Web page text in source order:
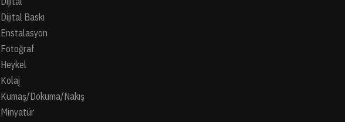
Dijital Baskı
Enstalasyon
Fotoğraf
Heykel
Kolaj
Kumaş/Dokuma/Nakış
Minyatür